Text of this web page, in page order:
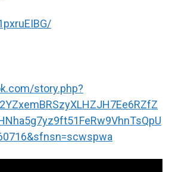
story.php?